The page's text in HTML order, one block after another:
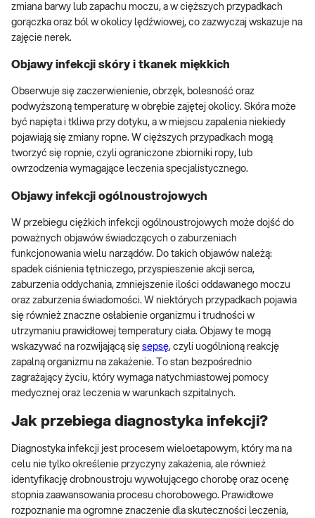
zmiana barwy lub zapachu moczu, a w cięższych przypadkach
gorączka oraz ból w okolicy lędźwiowej, co zazwyczaj wskazuje na
zajęcie nerek.
Objawy infekcji skóry i tkanek miękkich
Obserwuje się zaczerwienienie, obrzęk, bolesność oraz
podwyższoną temperaturę w obrębie zajętej okolicy. Skóra może
być napięta i tkliwa przy dotyku, a w miejscu zapalenia niekiedy
pojawiają się zmiany ropne. W cięższych przypadkach mogą
tworzyć się ropnie, czyli ograniczone zbiorniki ropy, lub
owrzodzenia wymagające leczenia specjalistycznego.
Objawy infekcji ogólnoustrojowych
W przebiegu ciężkich infekcji ogólnoustrojowych może dojść do
poważnych objawów świadczących o zaburzeniach
funkcjonowania wielu narządów. Do takich objawów należą:
spadek ciśnienia tętniczego, przyspieszenie akcji serca,
zaburzenia oddychania, zmniejszenie ilości oddawanego moczu
oraz zaburzenia świadomości. W niektórych przypadkach pojawia
się również znaczne osłabienie organizmu i trudności w
utrzymaniu prawidłowej temperatury ciała. Objawy te mogą
wskazywać na rozwijającą się sepsę, czyli uogólnioną reakcję
zapalną organizmu na zakażenie. To stan bezpośrednio
zagrażający życiu, który wymaga natychmiastowej pomocy
medycznej oraz leczenia w warunkach szpitalnych.
Jak przebiega diagnostyka infekcji?
Diagnostyka infekcji jest procesem wieloetapowym, który ma na
celu nie tylko określenie przyczyny zakażenia, ale również
identyfikację drobnoustroju wywołującego chorobę oraz ocenę
stopnia zaawansowania procesu chorobowego. Prawidłowe
rozpoznanie ma ogromne znaczenie dla skuteczności leczenia,